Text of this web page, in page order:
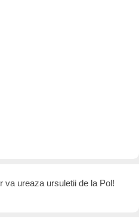
va ureaza ursuletii de la Pol!